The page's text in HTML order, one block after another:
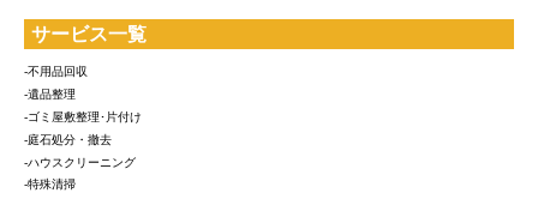
サービス一覧
-不用品回収
-遺品整理
-ゴミ屋敷整理･片付け
-庭石処分・撤去
-ハウスクリーニング
-特殊清掃